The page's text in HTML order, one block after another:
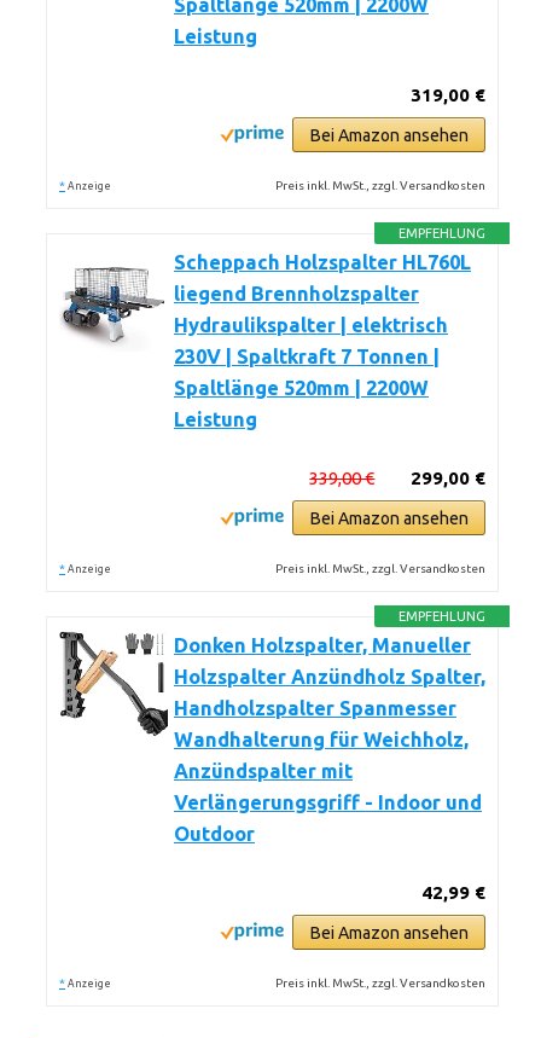
Spaltlänge 520mm | 2200W
Leistung
319,00 €
Bei Amazon ansehen
* Anzeige Preis inkl. MwSt., zzgl. Versandkosten
EMPFEHLUNG
Scheppach Holzspalter HL760L
liegend Brennholzspalter
Hydraulikspalter | elektrisch
230V | Spaltkraft 7 Tonnen |
Spaltlänge 520mm | 2200W
Leistung
299,00 €
339,00 €
Bei Amazon ansehen
* Anzeige Preis inkl. MwSt., zzgl. Versandkosten
EMPFEHLUNG
Donken Holzspalter, Manueller
Holzspalter Anzündholz Spalter,
Handholzspalter Spanmesser
Wandhalterung für Weichholz,
Anzündspalter mit
Verlängerungsgriff - Indoor und
Outdoor
42,99 €
Bei Amazon ansehen
* Anzeige Preis inkl. MwSt., zzgl. Versandkosten